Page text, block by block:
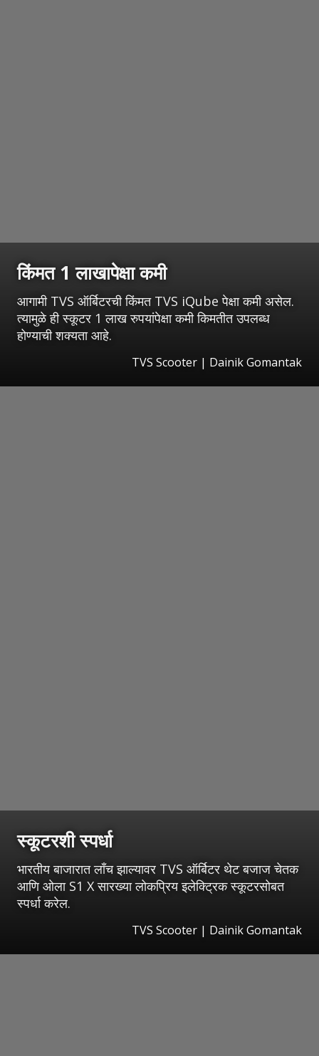
किंमत 1 लाखापेक्षा कमी
आगामी TVS ऑर्बिटरची किंमत TVS iQube पेक्षा कमी असेल.
त्यामुळे ही स्कूटर 1 लाख रुपयांपेक्षा कमी किमतीत उपलब्ध
होण्याची शक्यता आहे.
TVS Scooter | Dainik Gomantak
स्कूटरशी स्पर्धा
भारतीय बाजारात लाँच झाल्यावर TVS ऑर्बिटर थेट बजाज चेतक
आणि ओला S1 X सारख्या लोकप्रिय इलेक्ट्रिक स्कूटरसोबत
स्पर्धा करेल.
TVS Scooter | Dainik Gomantak